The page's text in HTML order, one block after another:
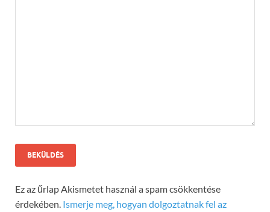
Ez az űrlap Akismetet használ a spam csökkentése
érdekében. Ismerje meg, hogyan dolgoztatnak fel az